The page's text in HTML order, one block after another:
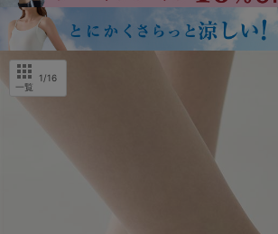
ナイトブラ ノンワイヤー 特盛ブラ
チ
折り畳み
パジャマ ストッキング
キャ
ルームウェア
アームカバー
ルームウェア
一覧
1/16